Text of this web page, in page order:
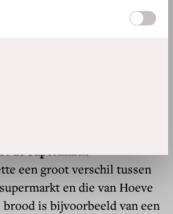
de supermarkt
een groot verschil tussen
en die van Hoeve
brood is bijvoorbeeld van een